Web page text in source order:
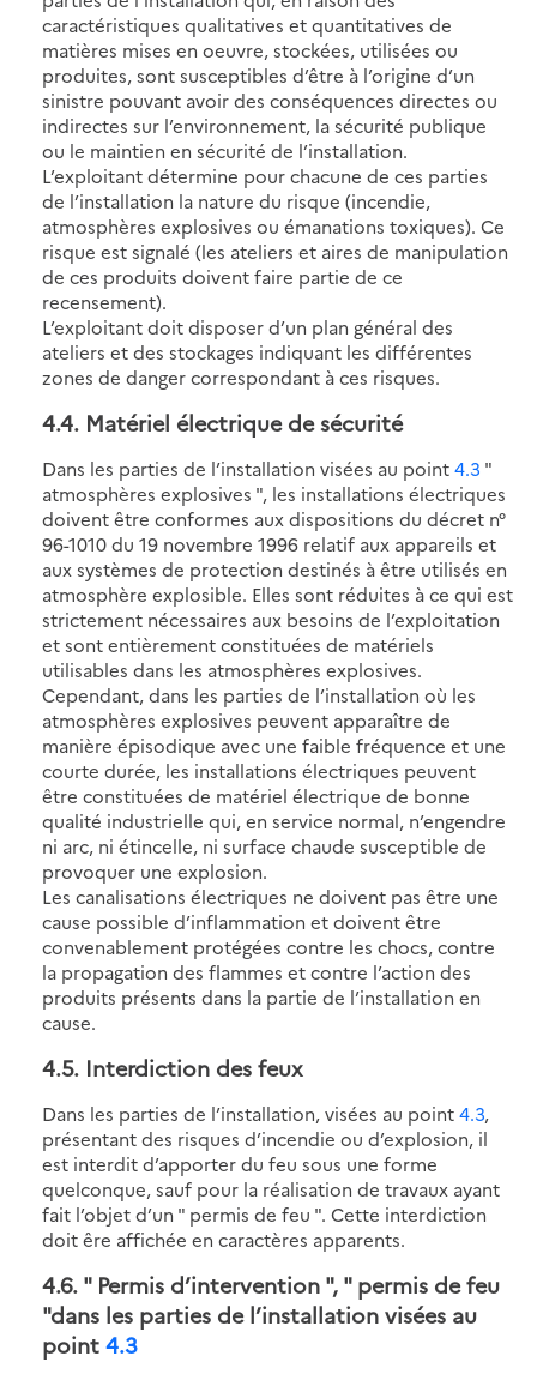
caractéristiques qualitatives et quantitatives de
matières mises en oeuvre, stockées, utilisées ou
produites, sont susceptibles d’être à l’origine d’un
sinistre pouvant avoir des conséquences directes ou
indirectes sur l’environnement, la sécurité publique
ou le maintien en sécurité de l’installation.
L’exploitant détermine pour chacune de ces parties
de l’installation la nature du risque (incendie,
atmosphères explosives ou émanations toxiques). Ce
risque est signalé (les ateliers et aires de manipulation
de ces produits doivent faire partie de ce
recensement).
L’exploitant doit disposer d’un plan général des
ateliers et des stockages indiquant les différentes
zones de danger correspondant à ces risques.
4.4. Matériel électrique de sécurité
Dans les parties de l’installation visées au point4.3 "
atmosphères explosives ", les installations électriques
doivent être conformes aux dispositions du décret n°
96-1010 du 19 novembre 1996 relatif aux appareils et
aux systèmes de protection destinés à être utilisés en
atmosphère explosible. Elles sont réduites à ce qui est
strictement nécessaires aux besoins de l’exploitation
et sont entièrement constituées de matériels
utilisables dans les atmosphères explosives.
Cependant, dans les parties de l’installation où les
atmosphères explosives peuvent apparaître de
manière épisodique avec une faible fréquence et une
courte durée, les installations électriques peuvent
être constituées de matériel électrique de bonne
qualité industrielle qui, en service normal, n’engendre
ni arc, ni étincelle, ni surface chaude susceptible de
provoquer une explosion.
Les canalisations électriques ne doivent pas être une
cause possible d’inflammation et doivent être
convenablement protégées contre les chocs, contre
la propagation des flammes et contre l’action des
produits présents dans la partie de l’installation en
cause.
4.5. Interdiction des feux
Dans les parties de l’installation, visées au point4.3,
présentant des risques d’incendie ou d’explosion, il
est interdit d’apporter du feu sous une forme
quelconque, sauf pour la réalisation de travaux ayant
fait l’objet d’un " permis de feu ". Cette interdiction
doit êre affichée en caractères apparents.
4.6. " Permis d’intervention ", " permis de feu
"dans les parties de l’installation visées au
point 4.3